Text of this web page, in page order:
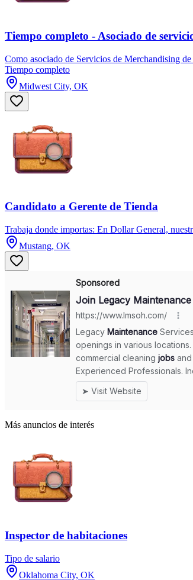
Tiempo completo - Asociado de
Como asociado de Servicios de Merchandising
Tiempo completo
Midwest City, OK
Candidato a Gerente de Tienda
Trabaja donde importas: En Dollar General,
Mustang, OK
Más anuncios de interés
Inspector de habitaciones
Tipo de salario
Oklahoma City, OK